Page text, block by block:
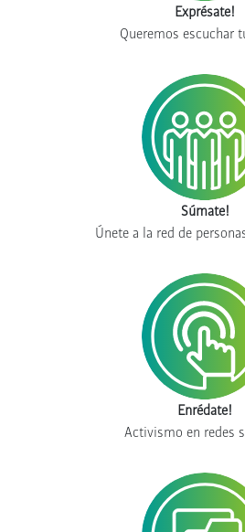
Exprésate!
Queremos escuchar
Súmate!
Únete a la red de
Enrédate!
Activismo en redes